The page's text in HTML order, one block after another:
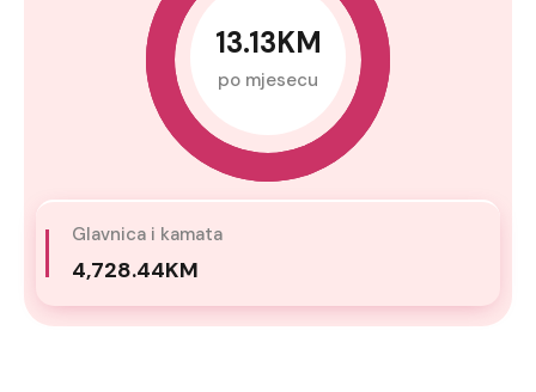
13.13KM
po mjesecu
Glavnica i kamata
4,728.44KM